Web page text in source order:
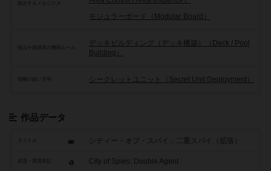
頻出するメカニクス
モジュラーボード（Modular Board）
デッキビルディング（デッキ構築）（Deck / Pool
Building）
シークレットユニット（Secret Unit Deployment）
作品データ
タイトル シティー・オブ・スパイ：二重スパイ（拡張）
City of Spies: Double Agent